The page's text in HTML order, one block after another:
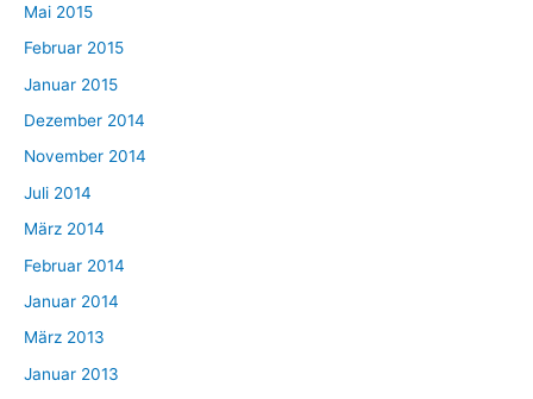
Mai 2015
Februar 2015
Januar 2015
Dezember 2014
November 2014
Juli 2014
März 2014
Februar 2014
Januar 2014
März 2013
Januar 2013